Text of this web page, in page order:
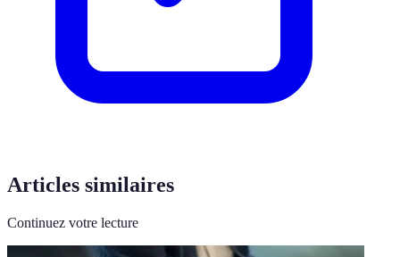
Articles similaires
Continuez votre lecture